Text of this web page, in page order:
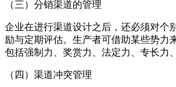
（三）分销渠道的管理
企业在进行渠道设计之后，还必须对个
励与定期评估。生产者可借助某些势力
包括强制力、奖赏力、法定力、专长力
（四）渠道冲突管理